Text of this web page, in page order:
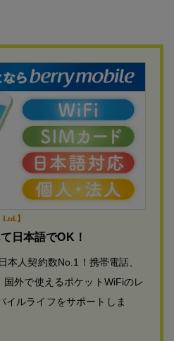
】
日本語でOK！
本人契約数No.1！携帯電話、
外で使えるポケットWiFiのレ
イルライフをサポートしま